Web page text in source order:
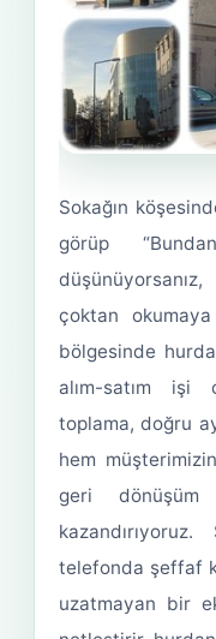
Sokağın
görüp
çoktan okumaya
bölgesinde
alım-satım işi
toplama, doğru
hem
geri dönüşüm
telefonda şeffaf
uzatmayan bir